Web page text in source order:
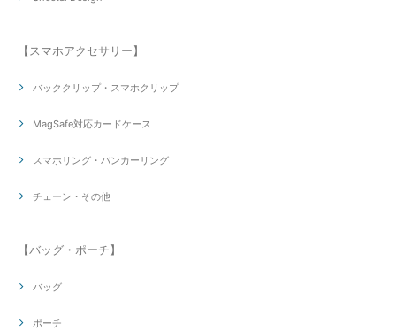
【スマホアクセサリー】
バッククリップ・スマホクリップ
MagSafe対応カードケース
スマホリング・バンカーリング
チェーン・その他
【バッグ・ポーチ】
バッグ
ポーチ